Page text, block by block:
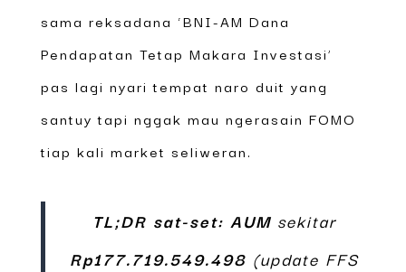
sama reksadana ‘BNI-AM Dana
Pendapatan Tetap Makara Investasi’
pas lagi nyari tempat naro duit yang
santuy tapi nggak mau ngerasain FOMO
tiap kali market seliweran.
TL;DR sat-set: AUMsekitar
Rp177.719.549.498 (update FFS